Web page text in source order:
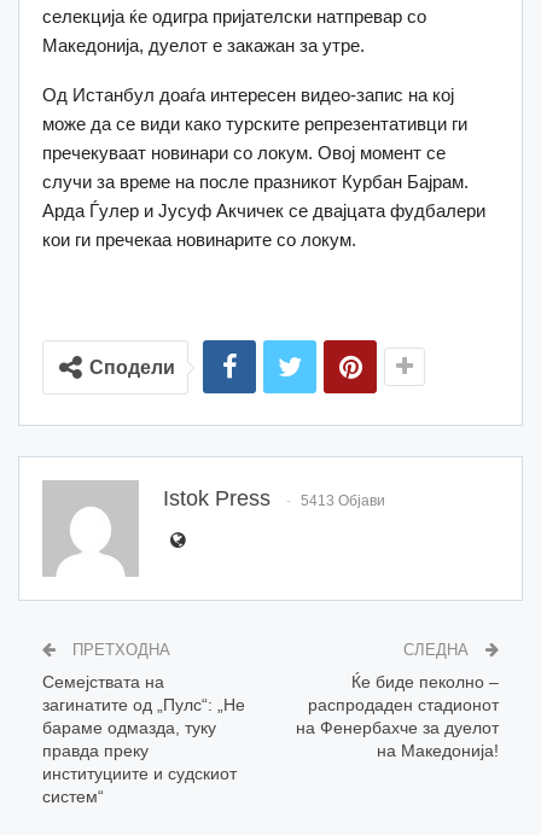
селекција ќе одигра пријателски натпревар со
Македонија, дуелот е закажан за утре.
Од Истанбул доаѓа интересен видео-запис на кој
може да се види како турските репрезентативци ги
пречекуваат новинари со локум. Овој момент се
случи за време на после празникот Курбан Бајрам.
Арда Ѓулер и Јусуф Акчичек се двајцата фудбалери
кои ги пречекаа новинарите со локум.
Сподели
Istok Press 5413 Објави
ПРЕТХОДНА
Семејствата на
загинатите од „Пулс“: „Не
бараме одмазда, туку
правда преку
институциите и судскиот
систем“
СЛЕДНА
Ќе биде пеколно –
распродаден стадионот
на Фенербахче за дуелот
на Македонија!